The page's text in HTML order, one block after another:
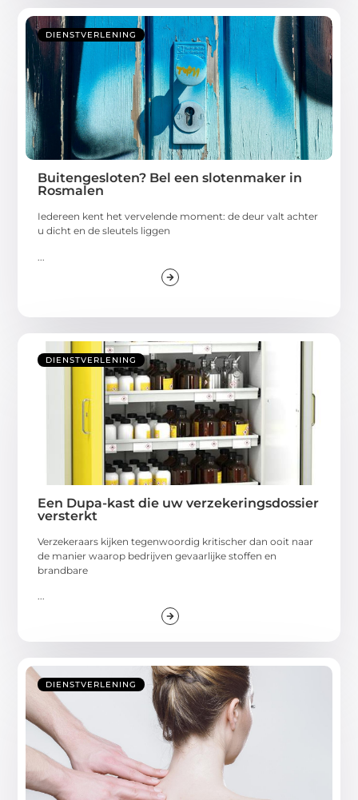
DIENSTVERLENING
Buitengesloten? Bel een slotenmaker in
Rosmalen
Iedereen kent het vervelende moment: de deur valt achter
u dicht en de sleutels liggen
DIENSTVERLENING
Een Dupa-kast die uw verzekeringsdossier
versterkt
Verzekeraars kijken tegenwoordig kritischer dan ooit naar
de manier waarop bedrijven gevaarlijke stoffen en
brandbare
...
DIENSTVERLENING